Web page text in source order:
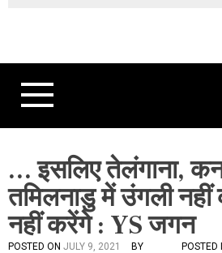
t
… इसलिए तेलंगाना,
तमिलनाडु में उंगली
नहीं करेंगे : YS जगन
POSTED ON JULY 9, 2021
BY
POSTED